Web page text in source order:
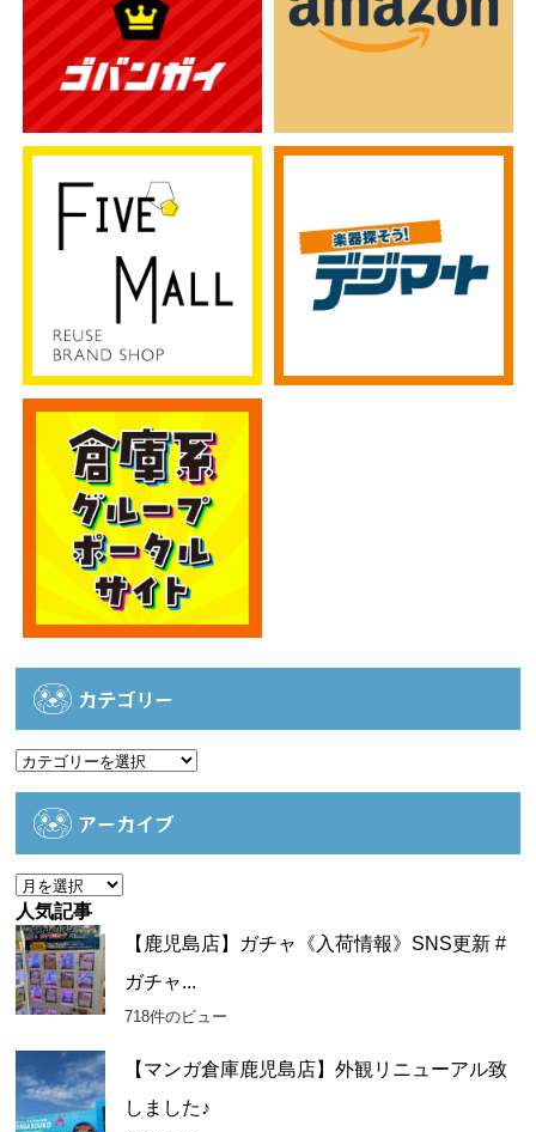
カテゴリー
カ
アーカイブ
ア
ー
カ
イ
ブ
人気記事
【鹿児島店】ガチャ《入荷情報》SNS更新 #
ガチャ...
718件のビュー
【マンガ倉庫鹿児島店】外観リニューアル致
しました♪